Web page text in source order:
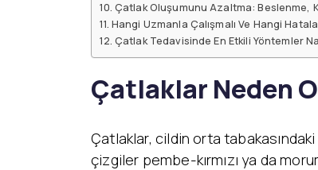
Çatlak Oluşumunu Azaltma: Beslenme,
Hangi Uzmanla Çalışmalı Ve Hangi
Çatlak Tedavisinde En Etkili Yöntemler
Çatlaklar Neden
Çatlaklar, cildin orta
çizgiler pembe-kırmızı ya da